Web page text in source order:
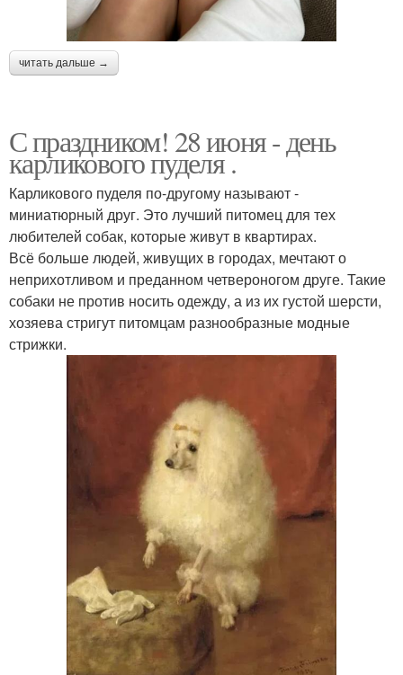
читать дальше →
С праздником! 28 июня - день
карликового пуделя .
Карликового пуделя по-другому называют -
миниатюрный друг. Это лучший питомец для тех
любителей собак, которые живут в квартирах.
Всё больше людей, живущих в городах, мечтают о
неприхотливом и преданном четвероногом друге. Такие
собаки не против носить одежду, а из их густой шерсти,
хозяева стригут питомцам разнообразные модные
стрижки.